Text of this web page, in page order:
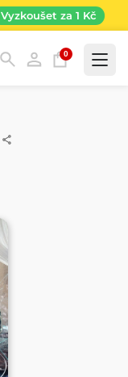
Vyzkoušet za 1 Kč
0